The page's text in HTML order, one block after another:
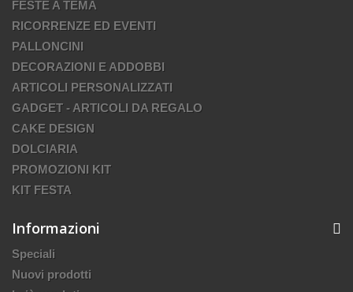
FESTE A TEMA
RICORRENZE ED EVENTI
PALLONCINI
DECORAZIONI E ADDOBBI
ARTICOLI PERSONALIZZATI
GADGET - ARTICOLI DA REGALO
CAKE DESIGN
DOLCIARIA
PROMOZIONI KIT
KIT FESTA
Informazioni
Speciali
Nuovi prodotti